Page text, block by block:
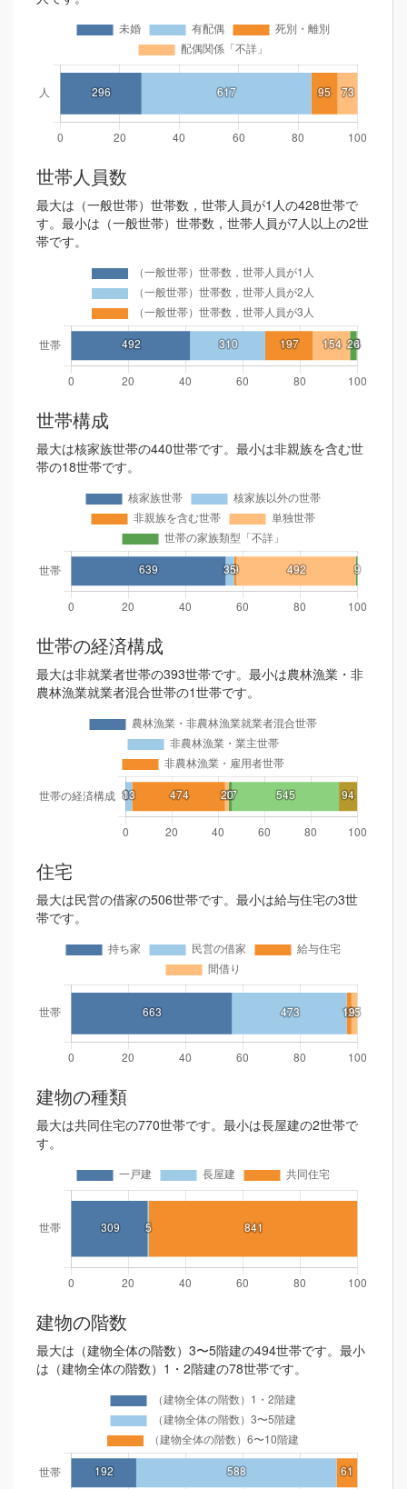
世帯人員数
最大は（一般世帯）世帯数，世帯人員が1人の428世帯で
す。最小は（一般世帯）世帯数，世帯人員が7人以上の2世
帯です。
世帯構成
最大は核家族世帯の440世帯です。最小は非親族を含む世
帯の18世帯です。
世帯の経済構成
最大は非就業者世帯の393世帯です。最小は農林漁業・非
農林漁業就業者混合世帯の1世帯です。
住宅
最大は民営の借家の506世帯です。最小は給与住宅の3世
帯です。
建物の種類
最大は共同住宅の770世帯です。最小は長屋建の2世帯で
す。
建物の階数
最大は（建物全体の階数）3〜5階建の494世帯です。最小
は（建物全体の階数）1・2階建の78世帯です。